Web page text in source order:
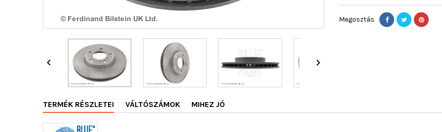
 
Megosztás
TERMÉK RÉSZLETEI VÁLTÓSZÁMOK MIHEZ JÓ